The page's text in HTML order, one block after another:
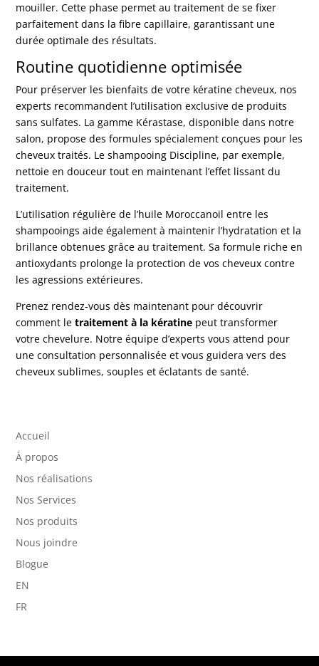
mouiller. Cette phase permet au traitement de se fixer
parfaitement dans la fibre capillaire, garantissant une
durée optimale des résultats.
Routine quotidienne optimisée
Pour préserver les bienfaits de votre kératine cheveux, nos
experts recommandent l’utilisation exclusive de produits
sans sulfates. La gamme Kérastase, disponible dans notre
salon, propose des formules spécialement conçues pour les
cheveux traités. Le shampooing Discipline, par exemple,
nettoie en douceur tout en maintenant l’effet lissant du
traitement.
L’utilisation régulière de l’huile Moroccanoil entre les
shampooings aide également à maintenir l’hydratation et la
brillance obtenues grâce au traitement. Sa formule riche en
antioxydants prolonge la protection de vos cheveux contre
les agressions extérieures.
Prenez rendez-vous dès maintenant pour découvrir
comment letraitement à la kératine peut transformer
votre chevelure. Notre équipe d’experts vous attend pour
une consultation personnalisée et vous guidera vers des
cheveux sublimes, souples et éclatants de santé.
Accueil
À propos
Nos réalisations
Nos Services
Nos produits
Nous joindre
Blogue
EN
FR